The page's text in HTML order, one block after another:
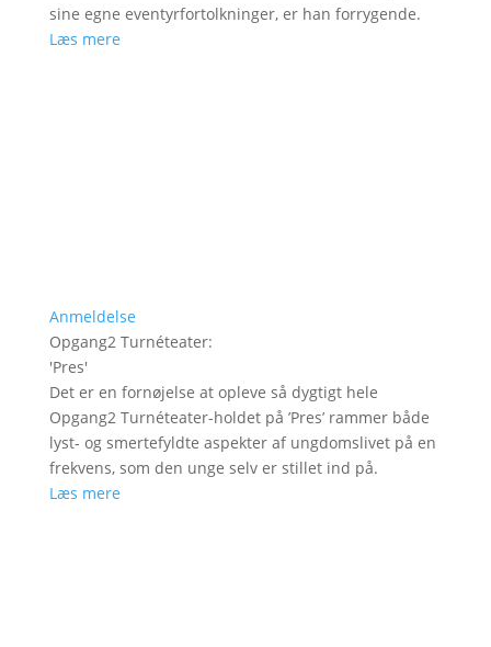
sine egne eventyrfortolkninger, er han forrygende.
Læs mere
Anmeldelse
Opgang2 Turnéteater:
'Pres'
Det er en fornøjelse at opleve så dygtigt hele
Opgang2 Turnéteater-holdet på ’Pres’ rammer både
lyst- og smertefyldte aspekter af ungdomslivet på en
frekvens, som den unge selv er stillet ind på.
Læs mere